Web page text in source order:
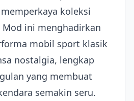
koleksi
Mod ini menghadirkan
mobil sport klasik
nostalgia, lengkap
yang membuat
semakin seru.